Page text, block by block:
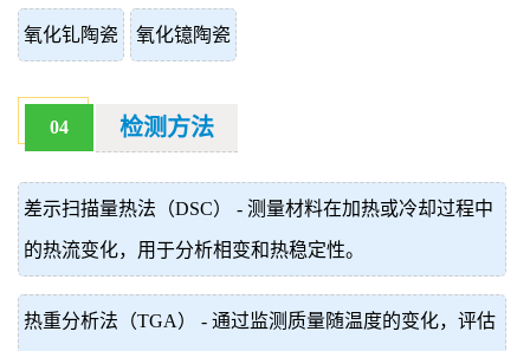
氧化钆陶瓷 氧化镱陶瓷
04 检测方法
差示扫描量热法（DSC） - 测量材料在加热或冷却过程中
的热流变化，用于分析相变和热稳定性。
热重分析法（TGA） - 通过监测质量随温度的变化，评估